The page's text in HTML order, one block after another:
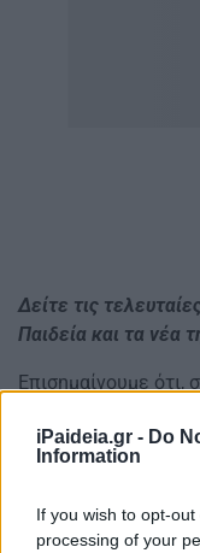
iPaideia.gr - Do
Information
If you wish to opt-
processing of your
Δείτε τις
Παιδεία και τα νέα
Επισημαίνουμε
η εισαγωγή στο
στο Ιόνιο
ειδικό μάθημα.
Επίσης, για το